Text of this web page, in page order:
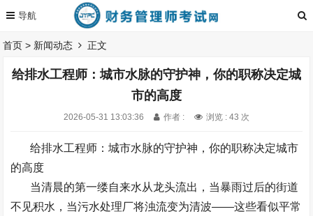
首页 > 新闻动态 正文
给排水工程师：城市水脉的守护神，你的职称决定城
市的高度
2026-05-31 13:03:36 作者 : 浏览 : 43 次
给排水工程师：城市水脉的守护神，你的职称决定城市
的高度
当清晨的第一缕自来水从龙头流出，当暴雨过后的街道
不见积水，当污水处理厂将浊流变为清波——这些看似平常